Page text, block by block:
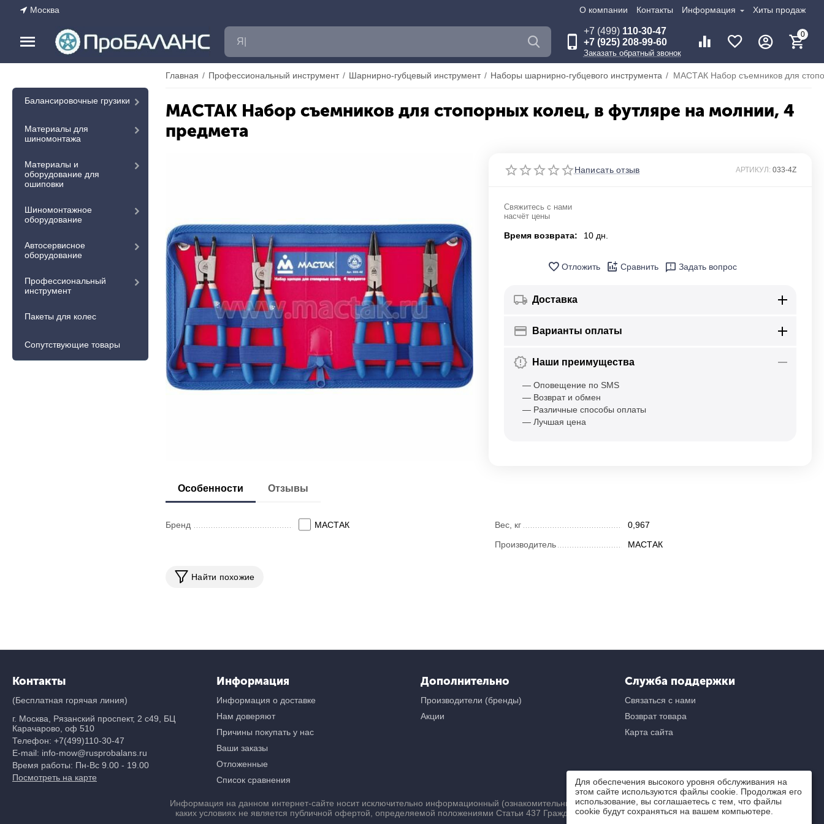
Москва О компании Контакты Информация Хиты продаж
+7 (499)110-30-47
+7 (925) 208-99-60
Заказать обратный звонок
0
Балансировочные грузики
Материалы для
шиномонтажа
Материалы и
оборудование для
ошиповки
Шиномонтажное
оборудование
Автосервисное
оборудование
Профессиональный
инструмент
Пакеты для колес
Сопутствующие товары
Главная / Профессиональный инструмент / Шарнирно-губцевый инструмент / Наборы шарнирно-губцевого инструмента /
МАСТАК Набор съемников для стопорных колец, в футляре на молнии, 4
предмета
Написать отзыв АРТИКУЛ: 033-4Z
Свяжитесь с нами
насчёт цены
Время возврата: 10 дн.
Отложить Сравнить Задать вопрос
Доставка
Варианты оплаты
Наши преимущества
— Оповещение по SMS
— Возврат и обмен
— Различные способы оплаты
— Лучшая цена
Особенности Отзывы
Бренд МАСТАК Вес, кг
0,967
Производитель
МАСТАК
Найти похожие
Контакты
(Бесплатная горячая линия)
г. Москва, Рязанский проспект, 2 с49, БЦ
Карачарово, оф 510
Телефон: +7(499)110-30-47
E-mail: info-mow@rusprobalans.ru
Время работы: Пн-Вс 9.00 - 19.00
Посмотреть на карте
Информация
Информация о доставке
Нам доверяют
Причины покупать у нас
Ваши заказы
Отложенные
Список сравнения
Дополнительно
Производители (бренды)
Акции
Служба поддержки
Связаться с нами
Возврат товара
Карта сайта
Информация на данном интернет-сайте носит исключительно информационный (ознакомительный) характер и ни при
каких условиях не является публичной офертой, определяемой положениями Статьи 437 Гражданского кодекса РФ.
Для обеспечения высокого уровня обслуживания на
этом сайте используются файлы cookie. Продолжая его
использование, вы соглашаетесь с тем, что файлы
cookie будут сохраняться на вашем компьютере.